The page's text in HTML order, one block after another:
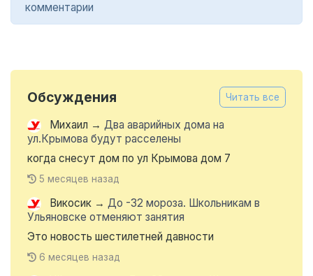
комментарии
Обсуждения Читать все
Михаил → Два аварийных дома на
ул.Крымова будут расселены
когда снесут дом по ул Крымова дом 7
5 месяцев назад
Викосик → До -32 мороза. Школьникам в
Ульяновске отменяют занятия
Это новость шестилетней давности
6 месяцев назад